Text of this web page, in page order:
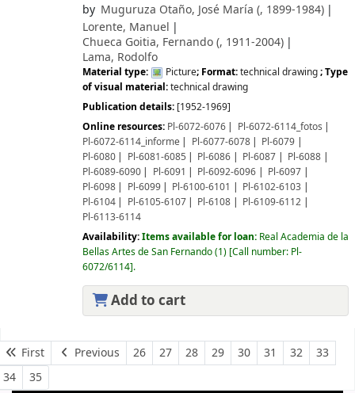
by Muguruza Otaño, José María (, 1899-1984)
Lorente, Manuel
Chueca Goitia, Fernando (, 1911-2004)
Lama, Rodolfo
Material type: Picture; Format:technical drawing; Type
of visual material:technical drawing
Publication details: [1952-1969]
Online resources: Pl-6072-6076
Pl-6072-6114_fotos
Pl-6072-6114_informe
Pl-6077-6078
Pl-6079
Pl-6080
Pl-6081-6085 Pl-6086 Pl-6087
Pl-6088
Pl-6089-6090
Pl-6091 Pl-6092-6096
Pl-6097
Pl-6098
Pl-6099 Pl-6100-6101
Pl-6102-6103
Pl-6104
Pl-6105-6107 Pl-6108
Pl-6109-6112
Pl-6113-6114
Availability:Items available for loan: Real Academia de la
Bellas Artes de San Fernando(1) Call number: Pl-
6072/6114 .
Add to cart
First Previous 26 27 28 29 30 31 32
33
34
35